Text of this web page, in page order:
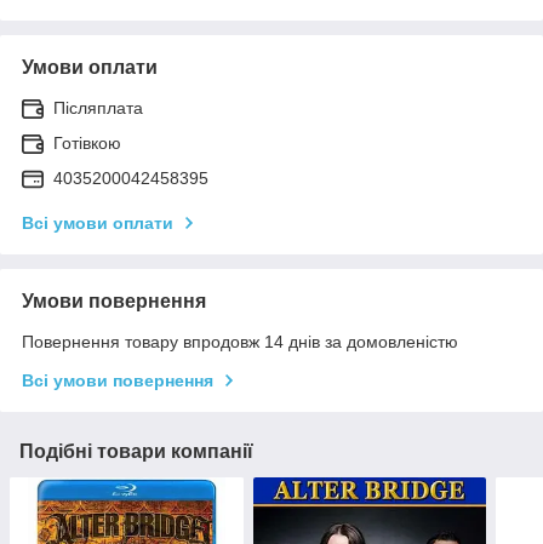
Умови оплати
Післяплата
Готівкою
4035200042458395
Всі умови оплати
Умови повернення
Повернення товару впродовж 14 днів за домовленістю
Всі умови повернення
Подібні товари компанії